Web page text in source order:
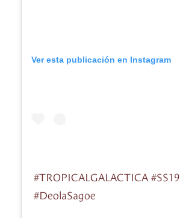
Ver esta publicación en Instagram
#TROPICALGALACTICA #SS19
#DeolaSagoe